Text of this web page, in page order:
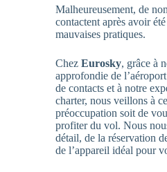
Malheureusement, de
contactent après avoir
mauvaises pratiques.
Chez Eurosky, grâce à
approfondie de
de contacts et à notre
charter, nous veillons à
préoccupation soit de
profiter du vol. Nous
détail, de la réservation
de l’appareil idéal pour